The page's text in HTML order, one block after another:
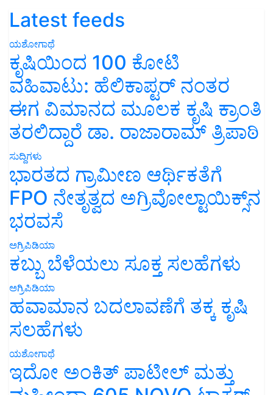
Latest feeds
ಯಶೋಗಾಥೆ
ಕೃಷಿಯಿಂದ 100 ಕೋಟಿ
ವಹಿವಾಟು: ಹೆಲಿಕಾಪ್ಟರ್ ನಂತರ
ಈಗ ವಿಮಾನದ ಮೂಲಕ ಕೃಷಿ ಕ್ರಾಂತಿ
ತರಲಿದ್ದಾರೆ ಡಾ. ರಾಜಾರಾಮ್ ತ್ರಿಪಾಠಿ
ಸುದ್ದಿಗಳು
ಭಾರತದ ಗ್ರಾಮೀಣ ಆರ್ಥಿಕತೆಗೆ
FPO ನೇತೃತ್ವದ ಅಗ್ರಿವೋಲ್ಟಾಯಿಕ್ಸ್‌ನ
ಭರವಸೆ
ಅಗ್ರಿಪಿಡಿಯಾ
ಕಬ್ಬು ಬೆಳೆಯಲು ಸೂಕ್ತ ಸಲಹೆಗಳು
ಅಗ್ರಿಪಿಡಿಯಾ
ಹವಾಮಾನ ಬದಲಾವಣೆಗೆ ತಕ್ಕ ಕೃಷಿ
ಸಲಹೆಗಳು
ಯಶೋಗಾಥೆ
ಇದೋ ಅಂಕಿತ್ ಪಾಟೀಲ್ ಮತ್ತು